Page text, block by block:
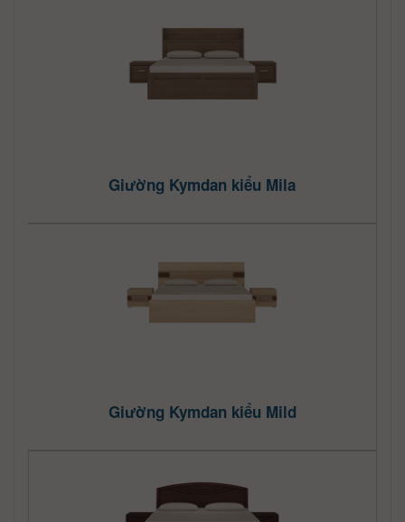
Giường Kymdan kiểu Mila
Giường Kymdan kiểu Mild